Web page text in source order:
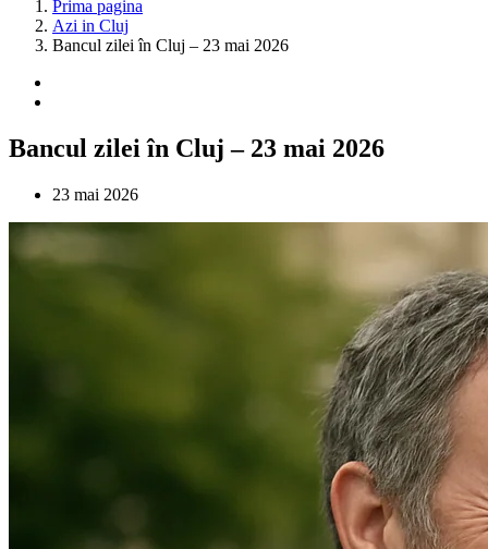
Prima pagina
Azi in Cluj
Bancul zilei în Cluj – 23 mai 2026
Bancul zilei în Cluj – 23 mai 2026
23 mai 2026